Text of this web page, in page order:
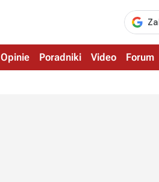
Opinie Poradniki Video Forum